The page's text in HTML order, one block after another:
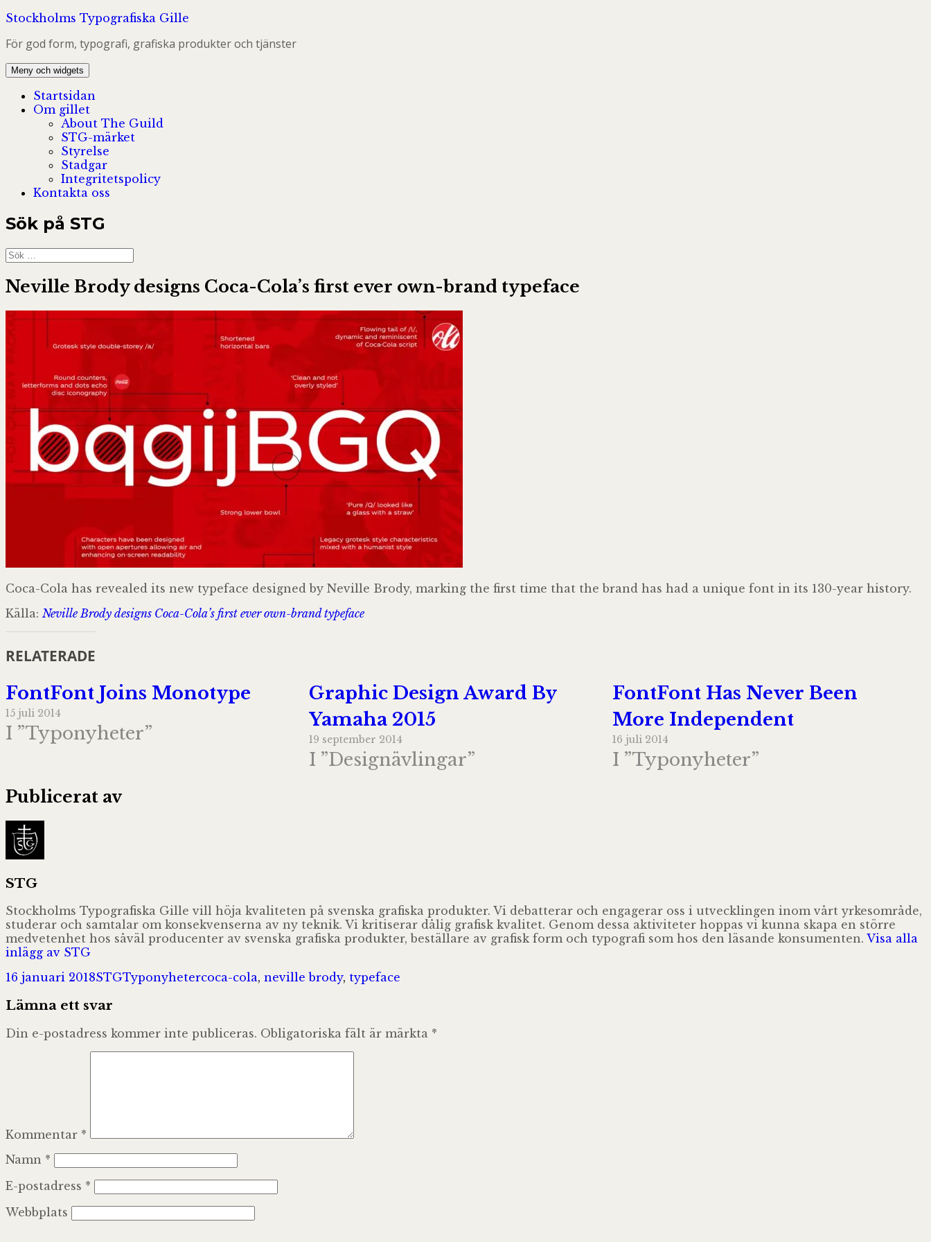
Hoppa
innehåll
Stockholms Typografiska Gille
För god form, typografi, grafiska produkter och tjänster
Meny och widgets
Startsidan
Om gillet
About The Guild
STG-märket
Styrelse
Stadgar
Integritetspolicy
Kontakta oss
Sök på STG
Sök
efter:
Neville Brody designs Coca-Cola’s first ever own-brand typeface
Coca-Cola has revealed its new typeface designed by Neville Brody, marking the first time that the brand has had a unique font in its 130-year history.
Källa: Neville Brody designs Coca-Cola’s first ever own-brand typeface
RELATERADE
FontFont Joins Monotype
15 juli 2014
I ”Typonyheter”
Graphic Design Award By
Yamaha 2015
19 september 2014
I ”Designävlingar”
FontFont Has Never Been
More Independent
16 juli 2014
I ”Typonyheter”
Publicerat av
STG
Stockholms Typografiska Gille vill höja kvaliteten på svenska grafiska produkter. Vi debatterar och engagerar oss i utvecklingen inom vårt yrkesområde,
studerar och samtalar om konsekvenserna av ny teknik. Vi kritiserar dålig grafisk kvalitet. Genom dessa aktiviteter hoppas vi kunna skapa en större
medvetenhet hos såväl producenter av svenska grafiska produkter, beställare av grafisk form och typografi som hos den läsande konsumenten. Visa alla
inlägg av STG
Postat
16 januari 2018Författare
STGKategorier
TyponyheterTaggar
coca-cola, neville brody, typeface
Lämna ett svar
Din e-postadress kommer inte publiceras. Obligatoriska fält är märkta *
Kommentar *
Namn *
E-postadress *
Webbplats